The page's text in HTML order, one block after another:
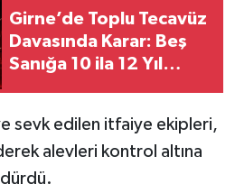
Girne’de Toplu Tecavüz
Davasında Karar: Beş
Sanığa 10 ila 12 Yıl
sevk edilen itfaiye ekipleri,
alevleri kontrol altına